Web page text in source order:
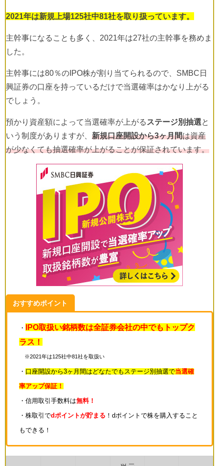
2021年は新規上場125社中81社を取り扱っています。
主幹事になることも多く、2021年は27社の主幹事を務めま
した。
主幹事には80％のIPO株が割り当てられるので、SMBC日
興証券の口座を持っているだけで当選確率はかなり上がる
でしょう。
預かり資産額によって当選確率が上がる ステージ別抽選と
いう制度がありますが、 新規口座開設から3ヶ月間は資産
が少なくても抽選確率が上がることが保証されています。
おすすめポイント
・
IPO取扱い銘柄数は全証券会社の中でもトップク
ラス！
※2021年は125社中81社を取扱い
・ 口座開設から3ヶ月間はどなたでもステージ別抽選で当選確
率アップ保証！
・信用取引手数料は無料！
・ 株取引でdポイントが貯まる ！dポイントで株を購入すること
もできる！